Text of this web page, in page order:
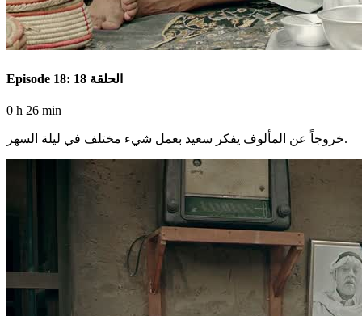
Episode 18: الحلقة 18
0 h 26 min
خروجاً عن المألوف يفكر سعيد بعمل شيء مختلف في ليلة السهر.